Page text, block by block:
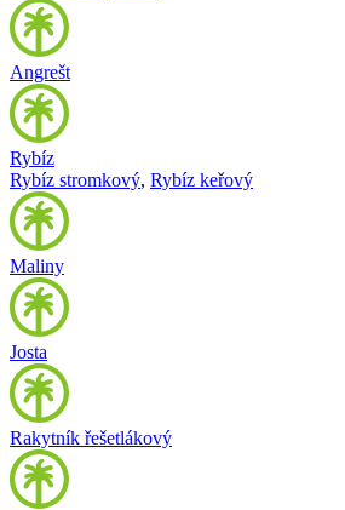
Angrešt
Rybíz
Rybíz stromkový, Rybíz keřový
Maliny
Josta
Rakytník řešetlákový